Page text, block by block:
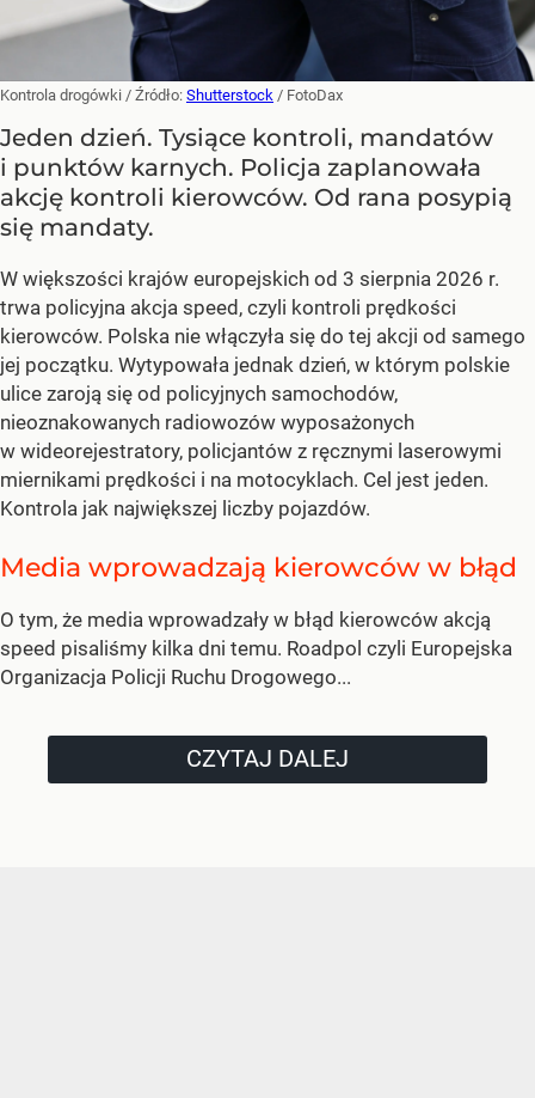
Kontrola drogówki / Źródło: Shutterstock / FotoDax
Jeden dzień. Tysiące kontroli, mandatów
i punktów karnych. Policja zaplanowała
akcję kontroli kierowców. Od rana posypią
się mandaty.
W większości krajów europejskich od 3 sierpnia 2026 r.
trwa policyjna akcja speed, czyli kontroli prędkości
kierowców. Polska nie włączyła się do tej akcji od samego
jej początku. Wytypowała jednak dzień, w którym polskie
ulice zaroją się od policyjnych samochodów,
nieoznakowanych radiowozów wyposażonych
w wideorejestratory, policjantów z ręcznymi laserowymi
miernikami prędkości i na motocyklach. Cel jest jeden.
Kontrola jak największej liczby pojazdów.
Media wprowadzają kierowców w błąd
O tym, że media wprowadzały w błąd kierowców akcją
speed pisaliśmy kilka dni temu. Roadpol czyli Europejska
Organizacja Policji Ruchu Drogowego...
CZYTAJ DALEJ